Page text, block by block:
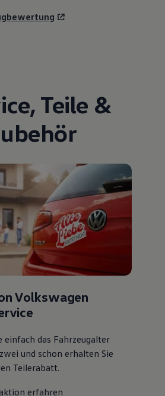
, Teile &
Volkswagen
einfach das Fahrzeugalter
und schon erhalten Sie
Teilerabatt.
erfahren